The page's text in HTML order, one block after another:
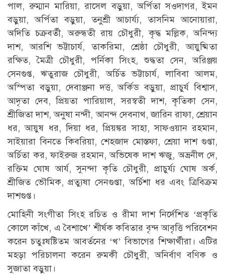
পাল, রুম্মান মারিয়া, রাসেল বড়ুয়া, অর্পিতা সওদাগর, ইমন
বড়ুয়া, অর্পিতা বড়ুয়া, তনুশ্রী আচার্য্য, তাসনিম আনোয়ারা,
অদিতি চক্রবর্তী, অরুন্ধতী রায় চৌধুরী, কৃদ্ধ মল্লিক, অনিন্দ্য
দাশ, আরশি ভট্টাচার্য, তাকরিমা, শ্রেষ্ঠা চৌধুরী, আয়ুষ্মিতা
রক্ষিত, মৈত্রী চৌধুরী, পর্নিকা সিংহ, শুদ্ধতা সেন, অরিঞ্জয়
সেনগুপ্ত, ঋতুরাজ চৌধুরী, অর্চিত ভট্টাচার্য, লাবিবা আলম,
অস্পিতা বড়ুয়া, দেবাঞ্জনা দত্ত, অর্কিড বড়ুয়া, প্রাচুর্য বিশ্বাস,
আদৃতা দেব, প্রিয়তা পারিয়াল, সরস্বতী দাশ, কৃতিকা সেন,
শ্রীজিতা দাশ, অনুষা নন্দী, আনন্দ দেবনাথ, জারিন রাফা, শ্রেয়ান
ধর, আয়ুষ ধর, দিয়া ধর, প্রিয়ঙ্কর সাহা, সাফওয়ান রহমান,
সাইয়ারা বিনতে কিবরিয়া, শেহজাদ মোস্তফা, শ্রেয়া দাশ গুপ্তা,
অর্চিতা কর, ফাইরুজ রহমান, অভিষেক দাশ ঋজু, অভ্রনীল দে,
রক্তিম ঘোষ আর্য, সুনন্দা কৃতি চৌধুরী, প্রাচুর্য্য ঘোষ অর্ক,
শ্রীজিত ভৌমিক, প্রত্যুষা সেনগুপ্তা, অর্চিশা ধর এবং ত্রিবিক্রম
দাশগুপ্ত।
মোহিনী সংগীতা সিংহ রচিত ও রীমা দাশ নির্দেশিত ‘প্রকৃতি
কোলে কাঁখে, এ বৈশাখে’ শীর্ষক কবিতার বৃন্দ আবৃত্তি পরিবেশন
করেন চতুঃষষ্টিতম আবর্তনের ‘খ’ বিভাগের শিক্ষার্থীরা। এটির
মহড়া পরিচালনা করেন রুমকী চৌধুরী, অনির্বাণ বণিক ও
সুজাতা বড়ুয়া।